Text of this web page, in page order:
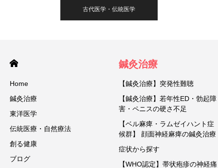
古代医学・伝統医学
Home
鍼灸治療
東洋医学
伝統医療・自然療法
創る健康
ブログ
鍼灸治療
【鍼灸治療】突発性難聴
【鍼灸治療】若年性ED・勃起障
害・ペニスの硬さ不足
【ベル麻痺・ラムゼイハント症
候群】 顔面神経麻痺の鍼灸治療
症状から探す
【WHO認定】帯状疱疹の神経痛